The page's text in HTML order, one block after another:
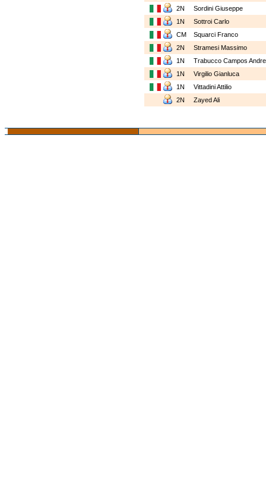
2N
Sordini Giuseppe
1N
Sottroi Carlo
CM
Squarci Franco
2N
Stramesi Massimo
1N
Trabucco Campos
1N
Virgilio Gianluca
1N
Vittadini Attilio
2N
Zayed Ali